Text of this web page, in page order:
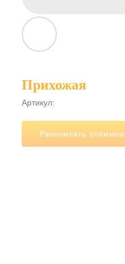
Прихожая
Артикул:
Рассчитать